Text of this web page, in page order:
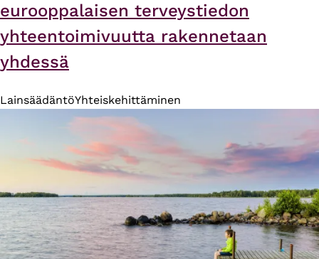
eurooppalaisen terveystiedon
yhteentoimivuutta rakennetaan
yhdessä
LainsäädäntöYhteiskehittäminen